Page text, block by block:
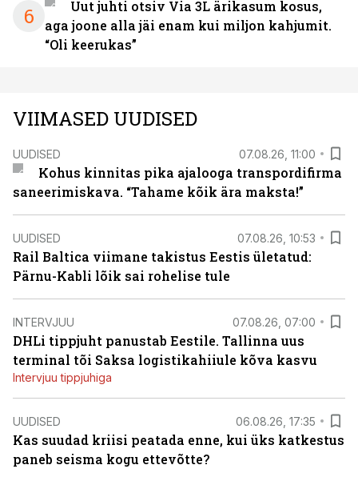
6
Uut juhti otsiv Via 3L ärikasum kosus,
aga joone alla jäi enam kui miljon kahjumit.
“Oli keerukas”
VIIMASED UUDISED
UUDISED 07.08.26, 11:00
Kohus kinnitas pika ajalooga transpordifirma
saneerimiskava. “Tahame kõik ära maksta!”
UUDISED 07.08.26, 10:53
Rail Baltica viimane takistus Eestis ületatud:
Pärnu-Kabli lõik sai rohelise tule
INTERVJUU 07.08.26, 07:00
DHLi tippjuht panustab Eestile. Tallinna uus
terminal tõi Saksa logistikahiiule kõva kasvu
Intervjuu tippjuhiga
UUDISED 06.08.26, 17:35
Kas suudad kriisi peatada enne, kui üks katkestus
paneb seisma kogu ettevõtte?